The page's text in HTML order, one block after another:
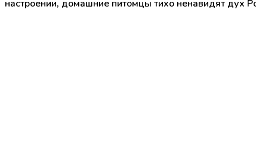
настроении, домашние питомцы тихо ненавидят дух